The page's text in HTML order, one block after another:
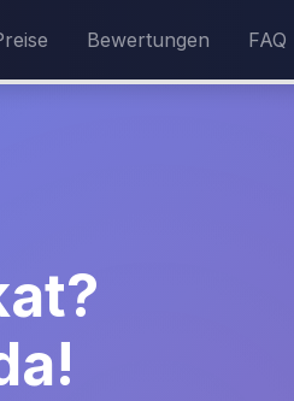
Bewertungen FAQ